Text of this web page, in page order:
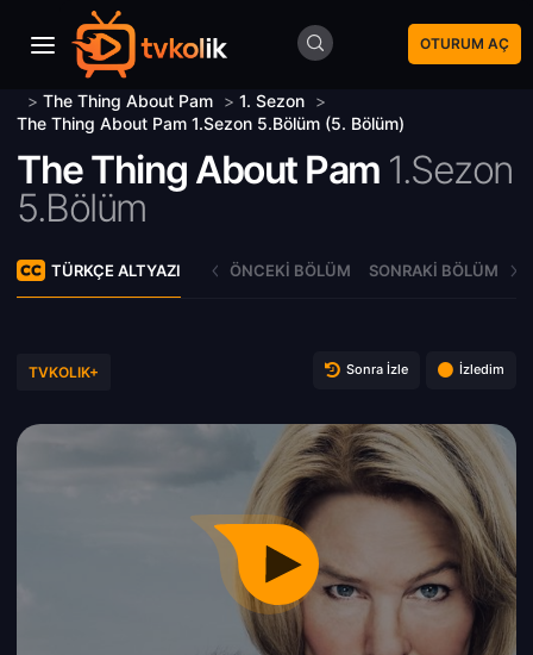
OTURUM AÇ
> The Thing About Pam > 1. Sezon >
The Thing About Pam 1.Sezon 5.Bölüm (5. Bölüm)
The Thing About Pam 1.Sezon
5.Bölüm
TÜRKÇE ALTYAZI ÖNCEKI BÖLÜM SONRAKI BÖLÜM
TVKOLIK+ Sonra İzle İzledim